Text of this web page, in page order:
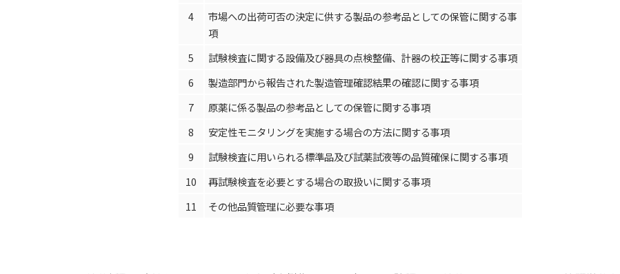
4
市場への出荷可否の決定に供する製品の参考品としての保管に関する事
項
5
試験検査に関する設備及び器具の点検整備、計器の校正等に関する事項
6
製造部門から報告された製造管理確認結果の確認に関する事項
7
原薬に係る製品の参考品としての保管に関する事項
8
安定性モニタリングを実施する場合の方法に関する事項
9
試験検査に用いられる標準品及び試薬試液等の品質確保に関する事項
10
再試験検査を必要とする場合の取扱いに関する事項
11
その他品質管理に必要な事項